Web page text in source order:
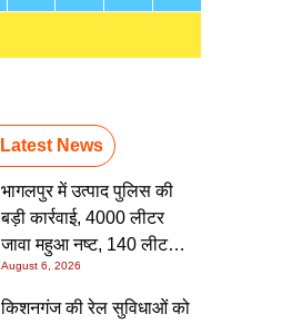
Latest News
भागलपुर में उत्पाद पुलिस की
बड़ी कार्रवाई, 4000 लीटर
जावा महुआ नष्ट, 140 लीटर
चुलाई शराब बरामद; आरोपी
फरार
August 6, 2026
किशनगंज की रेल सुविधाओं को